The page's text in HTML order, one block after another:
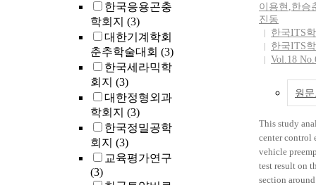
한국응용곤충
학회지 (3)
대한기계학회
춘추학술대회 (3)
한국세라믹학
회지 (3)
대한정형외과
학회지 (3)
한국정밀공학
회지 (3)
교육평가연구
(3)
Monochoria
followed by
oryzicola,
Scirpus
Ludwigia
Cyperus
Sagittaria
Rotala indica.
inhibiting
resistant M.
dubia, and E.
occurred
Gyeongnam
separated out
mixture, that
the
stevioside.
conditions
to be 200 g of
mixing ratio
raw starch of
of starch,
to raw starch
stevioside/g
of glass bead/
14.433 kJ/
PEG 6000의
절한
membrane의
dalton이었으
농축액의 적
1.0:9.0였다.
cyclodextrin
증가는 첨가
water activity
합성된
cyclodextrin
pullulanase의
이용현 ,한승
진동
한국ITS
한국ITS
Vol.18
원
This study
center control
vehicle
test result on
section